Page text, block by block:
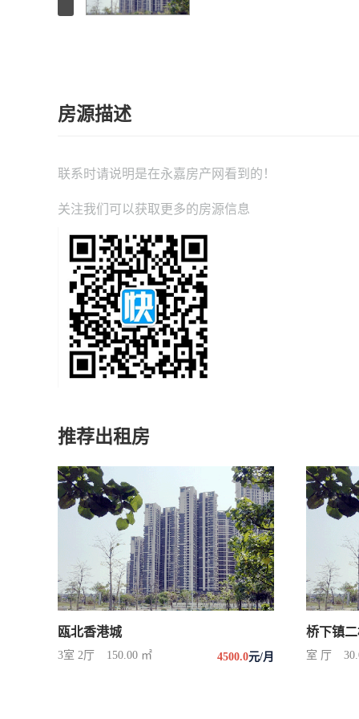
房源描述
联系时请说明是在永嘉房产网 看到的！
关注我们可以获取更多的房源信息
推荐出租房
瓯北香港城
3室 2厅 150.00 ㎡ 4500.0元/月
桥下镇
室 厅